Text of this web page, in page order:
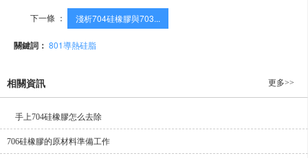
下一條 ： 淺析704硅橡膠與703...
關鍵詞： 801導熱硅脂
相關資訊 更多>>
手上704硅橡膠怎么去除
706硅橡膠的原材料準備工作